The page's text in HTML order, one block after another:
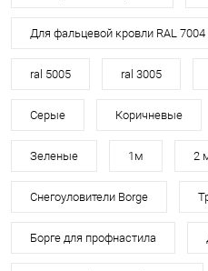
Для фальцевой кровли RAL 7004
ral 5005 ral 3005
Серые Коричневые
Зеленые 1м 2
Снегоуловители Borge
Борге для профнастила